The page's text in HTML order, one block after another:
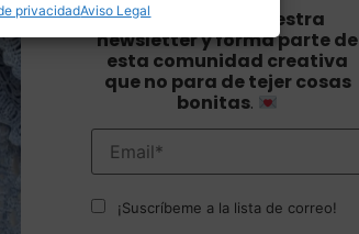
privacidadAviso LegalSuscríbete a nuestra
newsletter y forma parte de
esta comunidad creativa
que no para de tejer cosas
bonitas.
¡Suscríbeme a la lista de correo!